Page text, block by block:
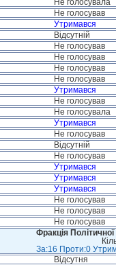
Не голосувала
Не голосував
Утримався
Відсутній
Не голосував
Не голосував
Не голосував
Не голосував
Утримався
Не голосував
Не голосувала
Утримався
Не голосував
Відсутній
Не голосував
Утримався
Утримався
Утримався
Не голосував
Не голосував
Не голосував
Фракція
За:16 Проти:0
Відсутня